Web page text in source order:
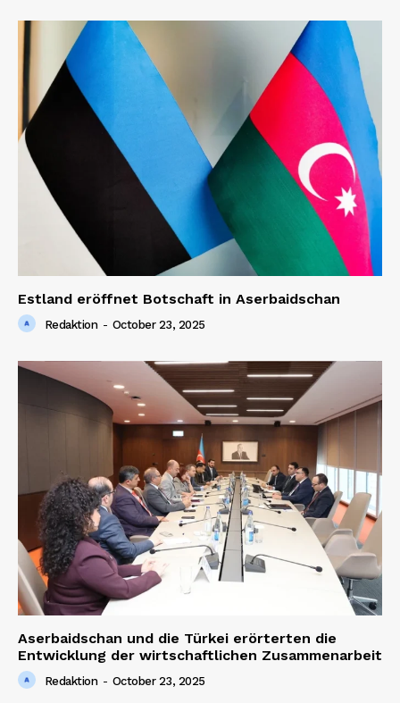
Estland eröffnet Botschaft in Aserbaidschan
Redaktion - October 23, 2025
Aserbaidschan und die Türkei erörterten die
Entwicklung der wirtschaftlichen Zusammenarbeit
Redaktion - October 23, 2025